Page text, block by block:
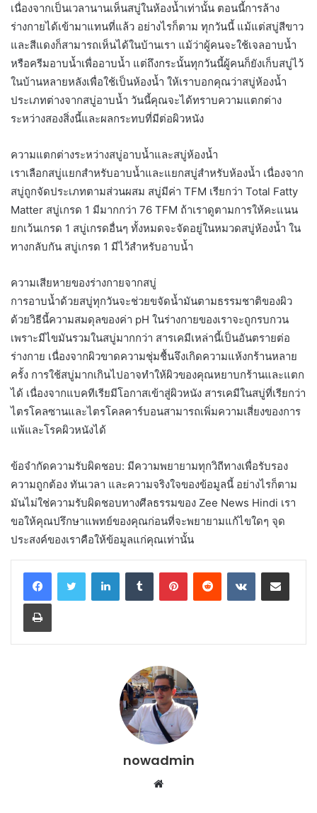
เนื่องจากเป็นเวลานานเห็นสบู่ในห้องน้ำเท่านั้น ตอนนี้การล้าง
ร่างกายได้เข้ามาแทนที่แล้ว อย่างไรก็ตาม ทุกวันนี้ แม้แต่สบู่สีขาว
และสีแดงก็สามารถเห็นได้ในบ้านเรา แม้ว่าผู้คนจะใช้เจลอาบน้ำ
หรือครีมอาบน้ำเพื่ออาบน้ำ แต่ถึงกระนั้นทุกวันนี้ผู้คนก็ยังเก็บสบู่ไว้
ในบ้านหลายหลังเพื่อใช้เป็นห้องน้ำ ให้เราบอกคุณว่าสบู่ห้องน้ำ
ประเภทต่างจากสบู่อาบน้ำ วันนี้คุณจะได้ทราบความแตกต่าง
ระหว่างสองสิ่งนี้และผลกระทบที่มีต่อผิวหนัง
ความแตกต่างระหว่างสบู่อาบน้ำและสบู่ห้องน้ำ
เราเลือกสบู่แยกสำหรับอาบน้ำและแยกสบู่สำหรับห้องน้ำ เนื่องจาก
สบู่ถูกจัดประเภทตามส่วนผสม สบู่มีค่า TFM เรียกว่า Total Fatty
Matter สบู่เกรด 1 มีมากกว่า 76 TFM ถ้าเราดูตามการให้คะแนน
ยกเว้นเกรด 1 สบู่เกรดอื่นๆ ทั้งหมดจะจัดอยู่ในหมวดสบู่ห้องน้ำ ใน
ทางกลับกัน สบู่เกรด 1 มีไว้สำหรับอาบน้ำ
ความเสียหายของร่างกายจากสบู่
การอาบน้ำด้วยสบู่ทุกวันจะช่วยขจัดน้ำมันตามธรรมชาติของผิว
ด้วยวิธีนี้ความสมดุลของค่า pH ในร่างกายของเราจะถูกรบกวน
เพราะมีไขมันรวมในสบู่มากกว่า สารเคมีเหล่านี้เป็นอันตรายต่อ
ร่างกาย เนื่องจากผิวขาดความชุ่มชื้นจึงเกิดความแห้งกร้านหลาย
ครั้ง การใช้สบู่มากเกินไปอาจทำให้ผิวของคุณหยาบกร้านและแตก
ได้ เนื่องจากแบคทีเรียมีโอกาสเข้าสู่ผิวหนัง สารเคมีในสบู่ที่เรียกว่า
ไตรโคลซานและไตรโคลคาร์บอนสามารถเพิ่มความเสี่ยงของการ
แพ้และโรคผิวหนังได้
ข้อจำกัดความรับผิดชอบ: มีความพยายามทุกวิถีทางเพื่อรับรอง
ความถูกต้อง ทันเวลา และความจริงใจของข้อมูลนี้ อย่างไรก็ตาม
มันไม่ใช่ความรับผิดชอบทางศีลธรรมของ Zee News Hindi เรา
ขอให้คุณปรึกษาแพทย์ของคุณก่อนที่จะพยายามแก้ไขใดๆ จุด
ประสงค์ของเราคือให้ข้อมูลแก่คุณเท่านั้น
LinkedInTumblr PinterestReddit VKontakteShare via Email
Print
nowadmin
Website